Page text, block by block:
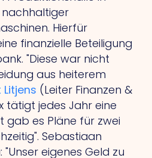
nachhaltiger
Hierfür
finanzielle Beteiligung
"Diese war nicht
aus heiterem
(Leiter Finanzen &
tätigt jedes Jahr eine
gab es Pläne für zwei
Sebastiaan
eigenes Geld zu